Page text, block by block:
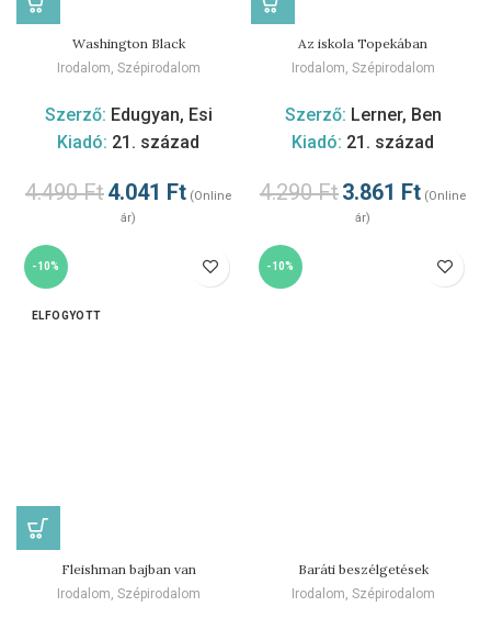
Washington Black
Irodalom Szépirodalom
Szerző: Edugyan, Esi
Kiadó: 21. század
4.490Ft4.041 Ft (Online
ár)
Az iskola Topekában
Irodalom Szépirodalom
Szerző: Lerner, Ben
Kiadó: 21. század
4.290Ft3.861 Ft (Online
ár)
-10%
ELFOGYOTT
Fleishman bajban van
Irodalom, Szépirodalom
-10%
Baráti beszélgetések
Irodalom, Szépirodalom